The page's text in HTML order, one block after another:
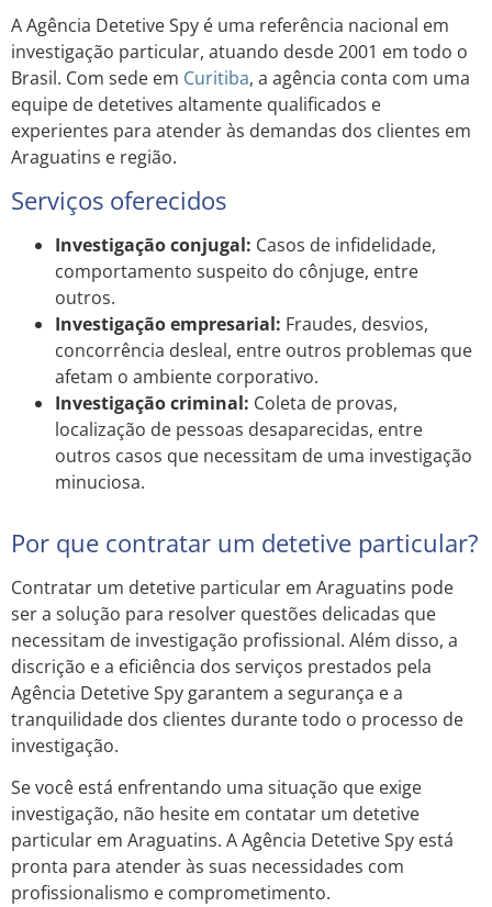
A Agência Detetive Spy é uma referência nacional em
investigação particular, atuando desde 2001 em todo o
Brasil. Com sede em Curitiba, a agência conta com uma
equipe de detetives altamente qualificados e
experientes para atender às demandas dos clientes em
Araguatins e região.
Serviços oferecidos
Investigação conjugal: Casos de infidelidade,
comportamento suspeito do cônjuge, entre
outros.
Investigação empresarial: Fraudes, desvios,
concorrência desleal, entre outros problemas que
afetam o ambiente corporativo.
Investigação criminal: Coleta de provas,
localização de pessoas desaparecidas, entre
outros casos que necessitam de uma investigação
minuciosa.
Por que contratar um detetive particular?
Contratar um detetive particular em Araguatins pode
ser a solução para resolver questões delicadas que
necessitam de investigação profissional. Além disso, a
discrição e a eficiência dos serviços prestados pela
Agência Detetive Spy garantem a segurança e a
tranquilidade dos clientes durante todo o processo de
investigação.
Se você está enfrentando uma situação que exige
investigação, não hesite em contatar um detetive
particular em Araguatins. A Agência Detetive Spy está
pronta para atender às suas necessidades com
profissionalismo e comprometimento.